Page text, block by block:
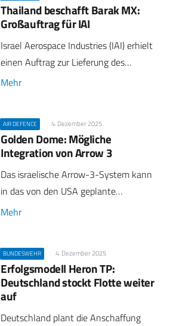
Thailand beschafft Barak MX:
Großauftrag für IAI
Israel Aerospace Industries (IAI) erhielt
einen Auftrag zur Lieferung des…
Mehr
AIR DEFENCE 4. Dezember 2025
Golden Dome: Mögliche
Integration von Arrow 3
Das israelische Arrow-3-System kann
in das von den USA geplante…
Mehr
BUNDESWEHR 4. Dezember 2025
Erfolgsmodell Heron TP:
Deutschland stockt Flotte weiter
auf
Deutschland plant die Anschaffung